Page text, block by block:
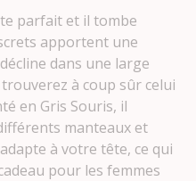
parfait et il tombe
apportent une
dans une large
à coup sûr celui
en Gris Souris, il
manteaux et
à votre tête, ce qui
pour les femmes